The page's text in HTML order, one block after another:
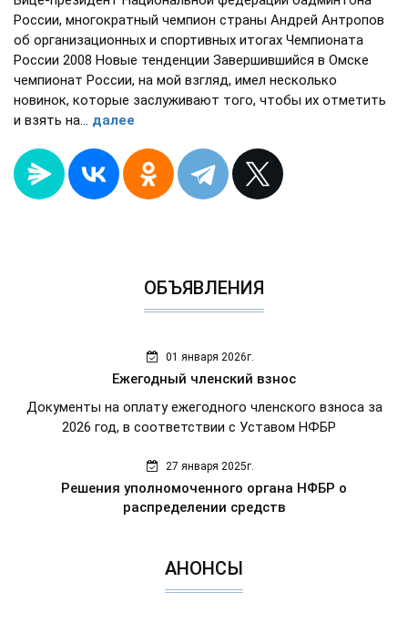
России, многократный чемпион страны Андрей Антропов
об организационных и спортивных итогах Чемпионата
России 2008 Новые тенденции Завершившийся в Омске
чемпионат России, на мой взгляд, имел несколько
новинок, которые заслуживают того, чтобы их отметить
и взять на... далее
ОБЪЯВЛЕНИЯ
01 января 2026г.
Ежегодный членский взнос
Документы на оплату ежегодного членского взноса за
2026 год, в соответствии с Уставом НФБР
27 января 2025г.
Решения уполномоченного органа НФБР о
распределении средств
АНОНСЫ